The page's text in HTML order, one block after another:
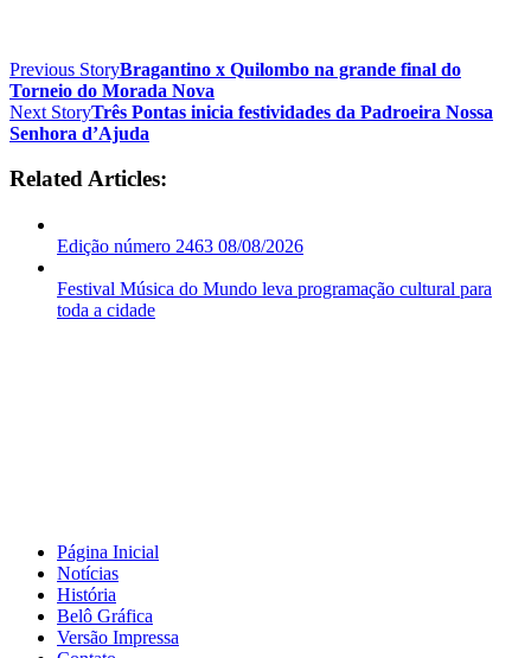
Previous StoryBragantino x Quilombo na grande final do
Torneio do Morada Nova
Next StoryTrês Pontas inicia festividades da Padroeira Nossa
Senhora d’Ajuda
Related Articles:
Edição número 2463 08/08/2026
Festival Música do Mundo leva programação cultural para
toda a cidade
Página Inicial
Notícias
História
Belô Gráfica
Versão Impressa